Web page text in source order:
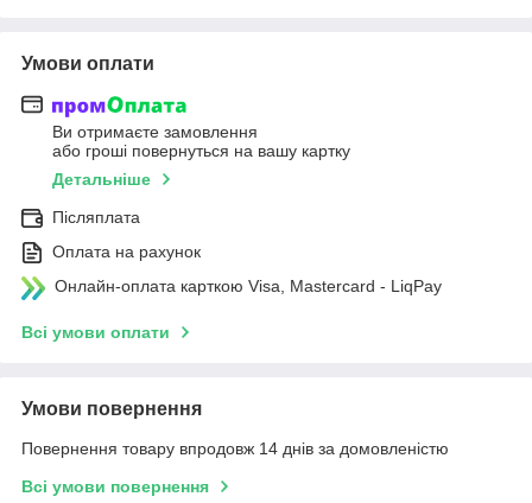
Умови оплати
Ви отримаєте замовлення
або гроші повернуться на вашу картку
Детальніше
Післяплата
Оплата на рахунок
Онлайн-оплата карткою Visa, Mastercard - LiqPay
Всі умови оплати
Умови повернення
Повернення товару впродовж 14 днів за домовленістю
Всі умови повернення